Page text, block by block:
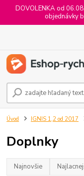
DOVOLENKA od
objednávky
Úvod IGNIS 1,2 od 2017
Doplnky
Najnovšie